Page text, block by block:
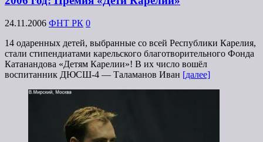
24.11.2006 ФНТ РК 0
14 одаренных детей, выбранные со всей Республики Карелия,
стали стипендиатами карельского благотворительного Фонда
Катанандова «Детям Карелии»! В их число вошёл
воспитанник ДЮСШ-4 — Таламанов Иван [далее]